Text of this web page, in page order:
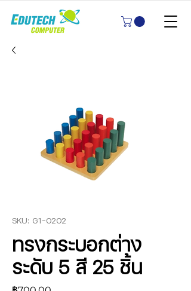
SKU: G1-0202
ทรงกระบอกต่าง
ระดับ 5 สี 25 ชิ้น